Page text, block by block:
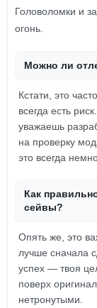
Головоломки и
огонь.
Можно ли
Кстати, это
всегда есть
уважаешь
на проверку
это всегда
Как
сейвы?
Опять же, это
лучше сначала
успех — твоя
поверх
нетронутыми.